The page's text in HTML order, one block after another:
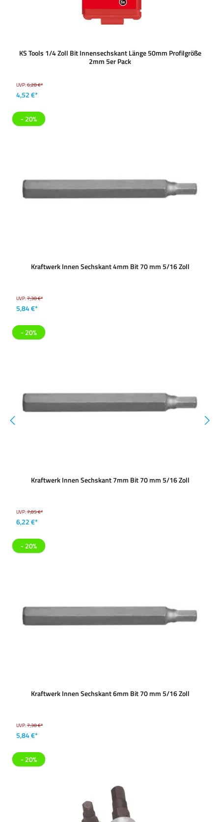
KS Tools 1/4 Zoll Bit Innensechskant Länge 50mm Profilgröße
2mm 5er Pack
UVP:6,28 €*
4,52 €*
- 20%
Kraftwerk Innen Sechskant 4mm Bit 70 mm 5/16 Zoll
UVP:7,38 €*
5,84 €*
- 20%
Kraftwerk Innen Sechskant 7mm Bit 70 mm 5/16 Zoll
UVP:7,85 €*
6,22 €*
- 20%
Kraftwerk Innen Sechskant 6mm Bit 70 mm 5/16 Zoll
UVP:7,38 €*
5,84 €*
- 20%